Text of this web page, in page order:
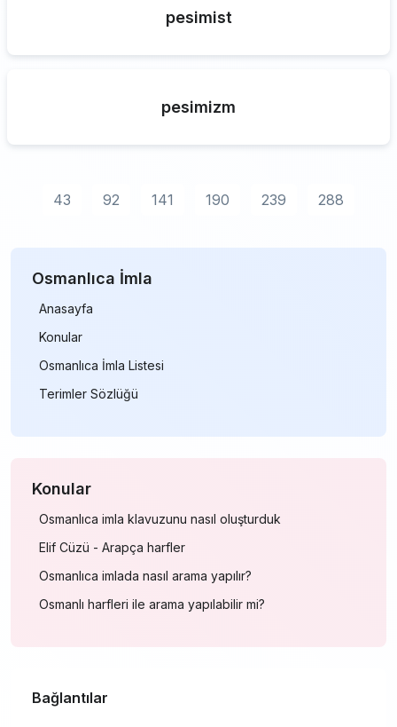
pesimist
pesimizm
43 92 141 190 239 288
Osmanlıca İmla
Anasayfa
Konular
Osmanlıca İmla Listesi
Terimler Sözlüğü
Konular
Osmanlıca imla klavuzunu nasıl oluşturduk
Elif Cüzü - Arapça harfler
Osmanlıca imlada nasıl arama yapılır?
Osmanlı harfleri ile arama yapılabilir mi?
Bağlantılar